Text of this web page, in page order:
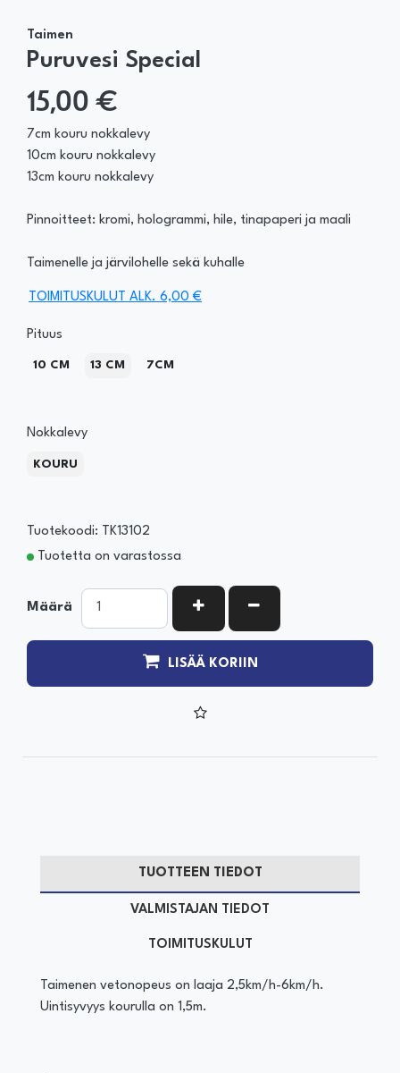
Taimen
Puruvesi Special
15,00 €
7cm kouru nokkalevy
10cm kouru nokkalevy
13cm kouru nokkalevy
Pinnoitteet: kromi, hologrammi, hile, tinapaperi ja maali
Taimenelle ja järvilohelle sekä kuhalle
TOIMITUSKULUT ALK. 6,00 €
Pituus
10 CM 13 CM 7CM
Nokkalevy
KOURU
Tuotekoodi: TK13102
Tuotetta on varastossa
Määrä KASVATA MÄÄRÄÄ
VÄHENNÄ MÄÄRÄÄ
LISÄÄ KORIIN
TUOTTEEN TIEDOT
VALMISTAJAN TIEDOT
TOIMITUSKULUT
Taimenen vetonopeus on laaja 2,5km/h-6km/h.
Uintisyvyys kourulla on 1,5m.